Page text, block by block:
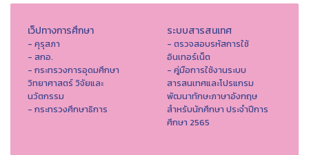
เว็ปทางการศึกษา
- คุรุสภา
- สกอ.
- กระทรวงการอุดมศึกษา
วิทยาศาสตร์ วิจัยและ
นวัตกรรม
- กระทรวงศึกษาธิการ
ระบบสารสนเทศ
- ตรวจสอบรหัสการใช้
อินเทอร์เน็ต
- คู่มือการใช้งานระบบ
สารสนเทศและโปรแกรม
พัฒนาทักษะภาษาอังกฤษ
สำหรับนักศึกษา ประจำปีการ
ศึกษา 2565